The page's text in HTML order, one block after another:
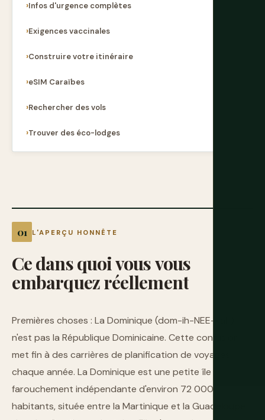
L'APERÇU HONNÊTE
Cedansquoivousvous
embarquezréellement
Premières choses : La Dominique (dom-ih-NEE-kah)
n'est pas la République Dominicaine. Cette confusion
met fin à des carrières de planification de voyages
chaque année. La Dominique est une petite île
farouchement indépendante d'environ 72 000
habitants, située entre la Martinique et la Guadeloupe
Infos d'urgence complètes
Exigences vaccinales
Construire votre itinéraire
eSIM Caraïbes
Rechercher des vols
Trouver des éco-lodges